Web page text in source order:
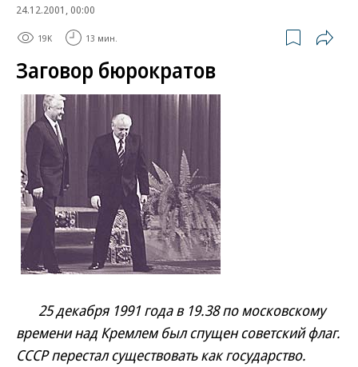
24.12.2001, 00:00
19K 13 мин.
Заговор бюрократов
25 декабря 1991 года в 19.38 по московскому
времени над Кремлем был спущен советский флаг.
СССР перестал существовать как государство.